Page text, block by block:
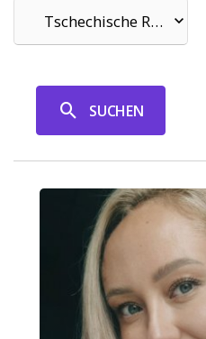
Tschechische Republik
SUCHEN